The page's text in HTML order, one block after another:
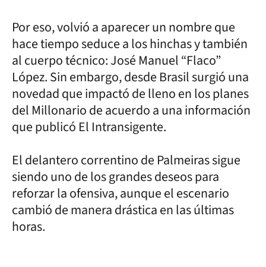
Por eso, volvió a aparecer un nombre que
hace tiempo seduce a los hinchas y también
al cuerpo técnico: José Manuel “Flaco”
López. Sin embargo, desde Brasil surgió una
novedad que impactó de lleno en los planes
del Millonario de acuerdo a una información
que publicó El Intransigente.
El delantero correntino de Palmeiras sigue
siendo uno de los grandes deseos para
reforzar la ofensiva, aunque el escenario
cambió de manera drástica en las últimas
horas.